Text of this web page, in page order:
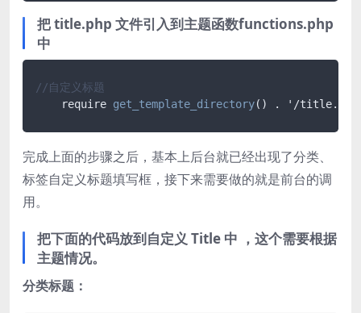
把 title.php 文件引入到主题函数functions.php
中
//自定义标题
require get_template_directory() . '/
完成上面的步骤之后，基本上后台就已经出现了分类、
标签自定义标题填写框，接下来需要做的就是前台的调
用。
把下面的代码放到自定义 Title 中 ，这个需要根据
主题情况。
分类标题：